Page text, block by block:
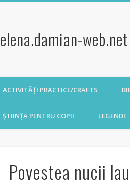
elena.damian-web.net
ACTIVITĂȚI PRACTICE/CRAFTS
ȘTIINȚA PENTRU COPII LEGENDE
Povestea nucii